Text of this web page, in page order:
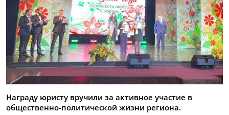
Награду юристу вручили за активное участие в
общественно-политической жизни региона.